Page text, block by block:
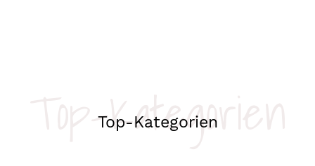
Top-Kategorien
Top-Kategorien